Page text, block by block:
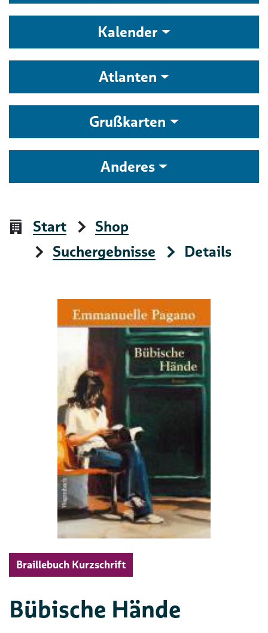
Kalender
Atlanten
Grußkarten
Anderes
Start
Shop
Suchergebnisse
Details
Braillebuch Kurzschrift
Bübische Hände